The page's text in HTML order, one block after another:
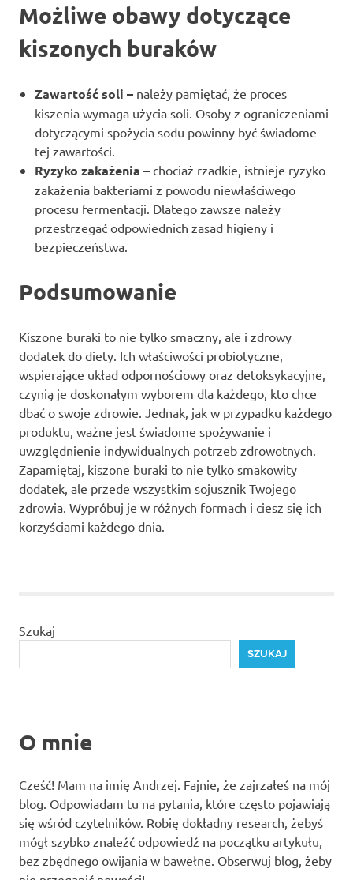
Możliwe obawy dotyczące
kiszonych buraków
Zawartość soli – należy pamiętać, że proces
kiszenia wymaga użycia soli. Osoby z ograniczeniami
dotyczącymi spożycia sodu powinny być świadome
tej zawartości.
Ryzyko zakażenia – chociaż rzadkie, istnieje ryzyko
zakażenia bakteriami z powodu niewłaściwego
procesu fermentacji. Dlatego zawsze należy
przestrzegać odpowiednich zasad higieny i
bezpieczeństwa.
Podsumowanie
Kiszone buraki to nie tylko smaczny, ale i zdrowy
dodatek do diety. Ich właściwości probiotyczne,
wspierające układ odpornościowy oraz detoksykacyjne,
czynią je doskonałym wyborem dla każdego, kto chce
dbać o swoje zdrowie. Jednak, jak w przypadku każdego
produktu, ważne jest świadome spożywanie i
uwzględnienie indywidualnych potrzeb zdrowotnych.
Zapamiętaj, kiszone buraki to nie tylko smakowity
dodatek, ale przede wszystkim sojusznik Twojego
zdrowia. Wypróbuj je w różnych formach i ciesz się ich
korzyściami każdego dnia.
Szukaj
SZUKAJ
O mnie
Cześć! Mam na imię Andrzej. Fajnie, że zajrzałeś na mój
blog. Odpowiadam tu na pytania, które często pojawiają
się wśród czytelników. Robię dokładny research, żebyś
mógł szybko znaleźć odpowiedź na początku artykułu,
bez zbędnego owijania w bawełne. Obserwuj blog, żeby